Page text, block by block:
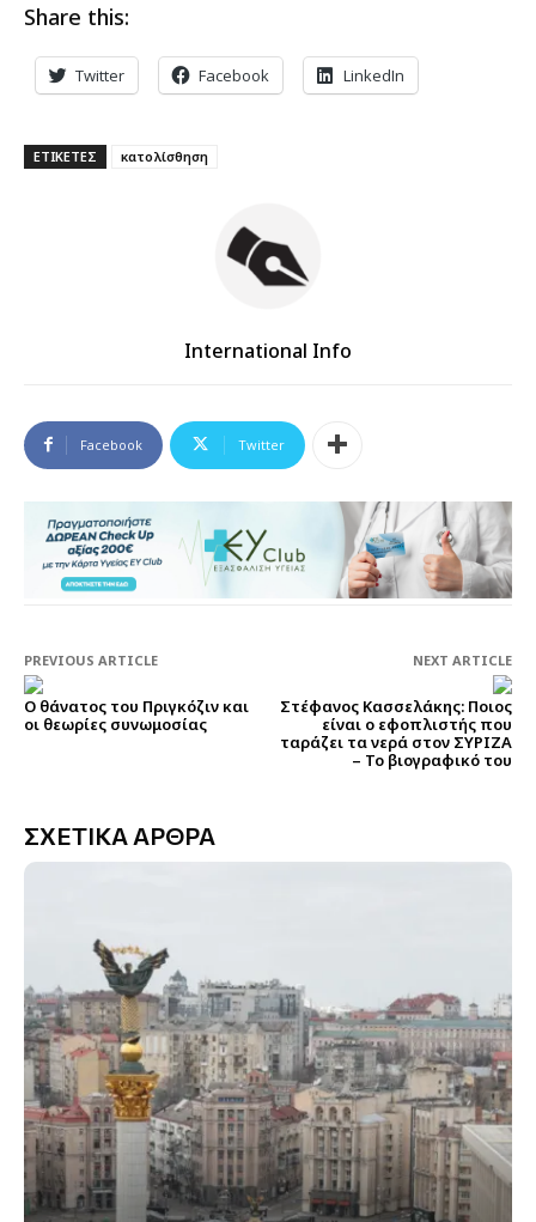
Share this:
Twitter Facebook LinkedIn
ΕΤΙΚΕΤΕΣ κατολίσθηση
International Info
Facebook Twitter
PREVIOUS ARTICLE
Ο θάνατος του Πριγκόζιν και
οι θεωρίες συνωμοσίας
NEXT ARTICLE
Στέφανος Κασσελάκης: Ποιος
είναι ο εφοπλιστής που
ταράζει τα νερά στον ΣΥΡΙΖΑ
– Το βιογραφικό του
ΣΧΕΤΙΚΑ ΑΡΘΡΑ